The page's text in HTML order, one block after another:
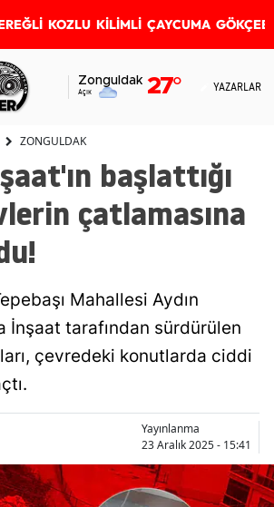
KOZLU KİLİMLİ ÇAYCUMA
Zonguldak
Açık 27° YAZARLAR
ZONGULDAK
başlattığı
çatlamasına
Mahallesi Aydın
İnşaat tarafından sürdürülen
çevredeki konutlarda ciddi
Yayınlanma
23 Aralık 2025 - 15:41